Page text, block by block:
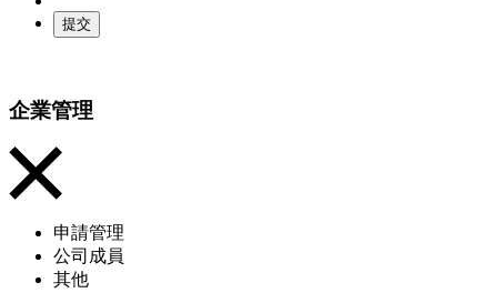
提交
企業管理
申請管理
公司成員
其他